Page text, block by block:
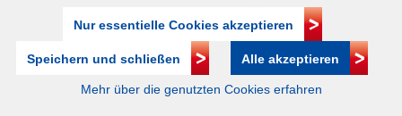
Nur essentielle Cookies akzeptieren
Speichern und schließen Alle akzeptieren
Mehr über die genutzten Cookies erfahren